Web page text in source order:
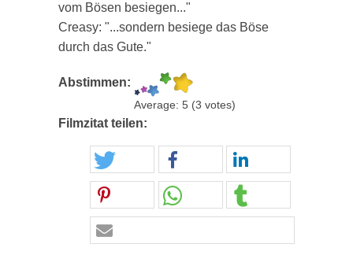
vom Bösen besiegen..."
Creasy: "...sondern besiege das Böse
durch das Gute."
Abstimmen:
Average: 5 (3 votes)
Filmzitat teilen: